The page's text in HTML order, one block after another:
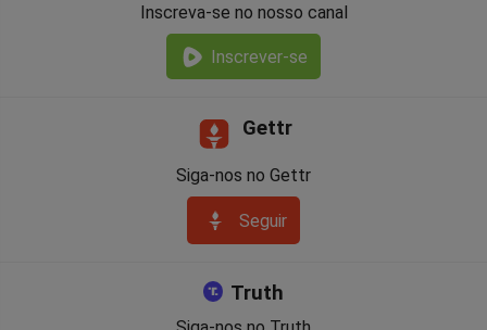
Inscreva-se no nosso canal
Inscrever-se
Gettr
Siga-nos no Gettr
Seguir
Truth